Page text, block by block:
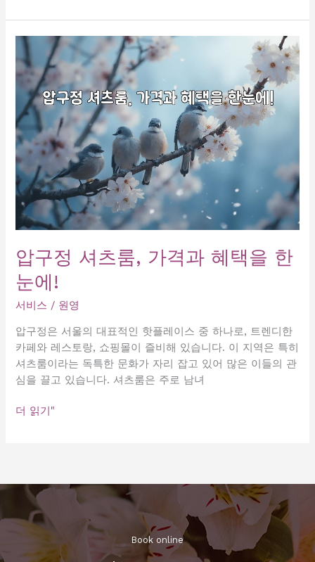
셔
츠
가
격
벽
정
리!
당
신
이
알
고
은
모
든
정
보
압구정 셔츠룸, 가격과 혜택을 한
눈에!
서비스 / 원영
압구정은 서울의 대표적인 핫플레이스 중 하나로, 트렌디한
카페와 레스토랑, 쇼핑몰이 즐비해 있습니다. 이 지역은 특히
셔츠룸이라는 독특한 문화가 자리 잡고 있어 많은 이들의 관
심을 끌고 있습니다. 셔츠룸은 주로 남녀
압
격
혜
더 읽기"
Book online​